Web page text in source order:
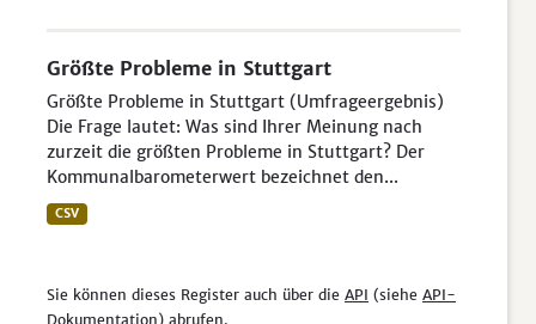
Größte Probleme in Stuttgart
Größte Probleme in Stuttgart (Umfrageergebnis)
Die Frage lautet: Was sind Ihrer Meinung nach
zurzeit die größten Probleme in Stuttgart? Der
Kommunalbarometerwert bezeichnet den...
CSV
Sie können dieses Register auch über die API (siehe API-
Dokumentation) abrufen.